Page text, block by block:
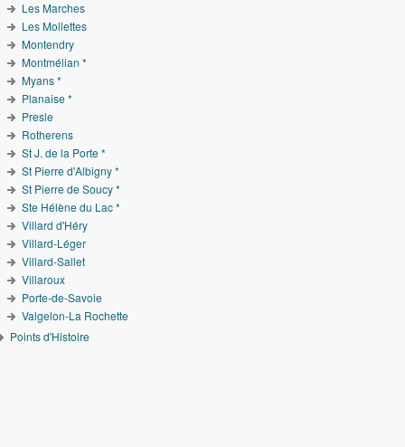
Les Marches
Les Mollettes
Montendry
Montmélian *
Myans *
Planaise *
Presle
Rotherens
St J. de la Porte *
St Pierre d'Albigny *
St Pierre de Soucy *
Ste Hélène du Lac *
Villard d'Héry
Villard-Léger
Villard-Sallet
Villaroux
Porte-de-Savoie
Valgelon-La Rochette
Points d'Histoire